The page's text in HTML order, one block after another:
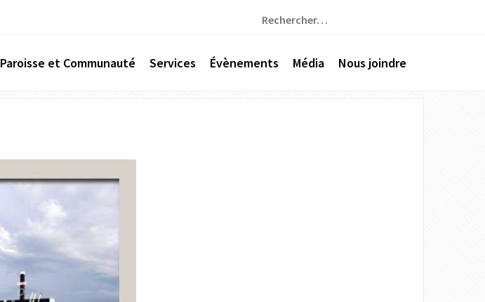
Rechercher :
Paroisse et Communauté Services Évènements Média Nous joindre